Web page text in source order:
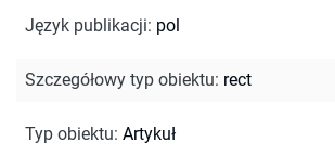
Język publikacji: pol
Szczegółowy typ obiektu: rect
Typ obiektu: Artykuł